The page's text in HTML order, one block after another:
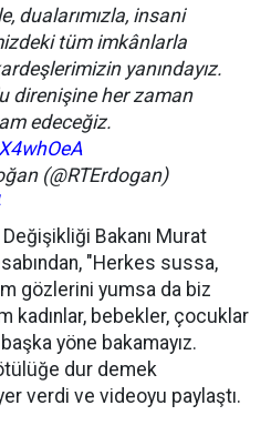
dualarımızla, insani
tüm imkânlarla
yanındayız.
direnişine her zaman
edeceğiz.
(@RTErdogan)
Bakanı Murat
"Herkes sussa,
gözlerini yumsa da biz
kadınlar, bebekler, çocuklar
yöne bakamayız.
dur demek
verdi ve videoyu paylaştı.